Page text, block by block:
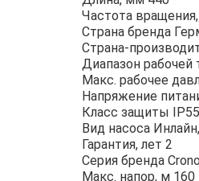
Частота
Страна бренда
Страна-
Диапазон рабочей
Макс. рабочее
Напряжение
Класс защиты IP55
Вид насоса
Гарантия, лет 2
Серия бренда
Макс. напор, м 160